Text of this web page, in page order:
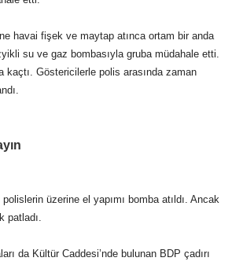
havai fişek ve maytap atınca ortam bir anda
su ve gaz bombasıyla gruba müdahale etti.
kaçtı. Göstericilerle polis arasında zaman
üzerine el yapımı bomba atıldı. Ancak
patladı.
da Kültür Caddesi’nde bulunan BDP çadırı